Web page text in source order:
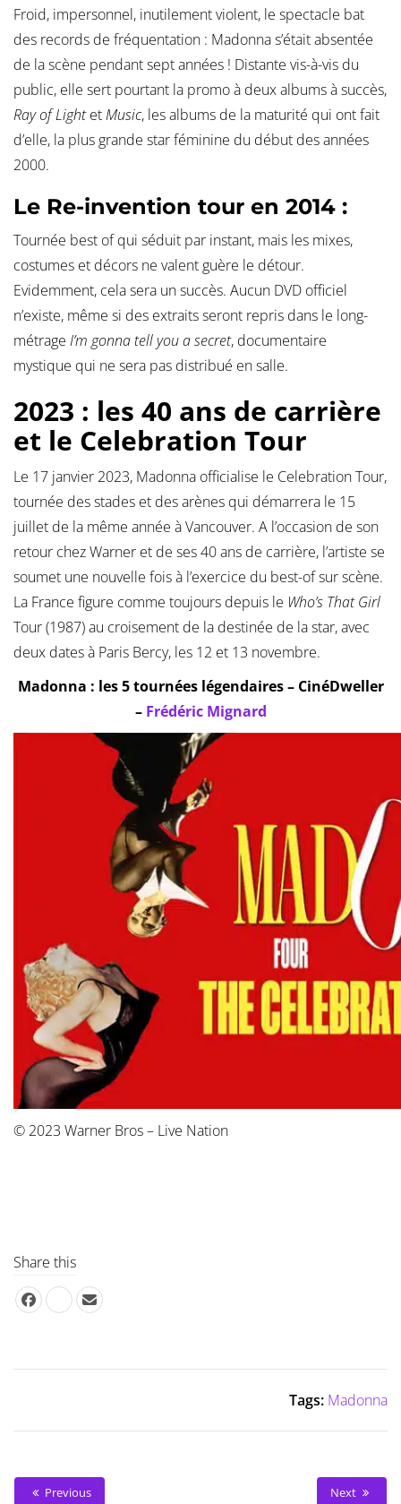
Froid, impersonnel, inutilement violent, le spectacle bat
des records de fréquentation : Madonna s’était absentée
de la scène pendant sept années ! Distante vis-à-vis du
public, elle sert pourtant la promo à deux albums à succès,
Ray of LightetMusic, les albums de la maturité qui ont fait
d’elle, la plus grande star féminine du début des années
2000.
Le Re-invention tour en 2014 :
Tournée best of qui séduit par instant, mais les mixes,
costumes et décors ne valent guère le détour.
Evidemment, cela sera un succès. Aucun DVD officiel
n’existe, même si des extraits seront repris dans le long-
métrage I’m gonna tell you a secret, documentaire
mystique qui ne sera pas distribué en salle.
2023 : les 40 ans de carrière
et le Celebration Tour
Le 17 janvier 2023, Madonna officialise le Celebration Tour,
tournée des stades et des arènes qui démarrera le 15
juillet de la même année à Vancouver. A l’occasion de son
retour chez Warner et de ses 40 ans de carrière, l’artiste se
soumet une nouvelle fois à l’exercice du best-of sur scène.
La France figure comme toujours depuis le Who’s That Girl
Tour (1987) au croisement de la destinée de la star, avec
deux dates à Paris Bercy, les 12 et 13 novembre.
Madonna : les 5 tournées légendaires – CinéDweller
– Frédéric Mignard
© 2023 Warner Bros – Live Nation
Share this
Tags: Madonna
Previous Next